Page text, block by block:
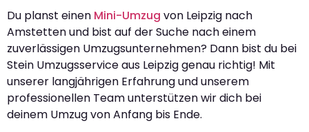
Du planst einen Mini-Umzug von Leipzig nach
Amstetten und bist auf der Suche nach einem
zuverlässigen Umzugsunternehmen? Dann bist du bei
Stein Umzugsservice aus Leipzig genau richtig! Mit
unserer langjährigen Erfahrung und unserem
professionellen Team unterstützen wir dich bei
deinem Umzug von Anfang bis Ende.